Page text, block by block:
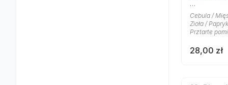
Na
znajdziesz
salami,
paprykę, mięso gyros oraz świeże
harmonijnie
Cebula /
Zioła /
Prztarte
28,00 zł